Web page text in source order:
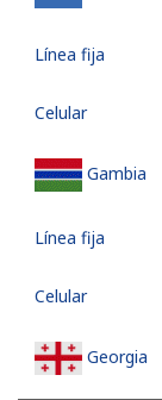
Línea fija
Celular
Gambia
Línea fija
Celular
Georgia